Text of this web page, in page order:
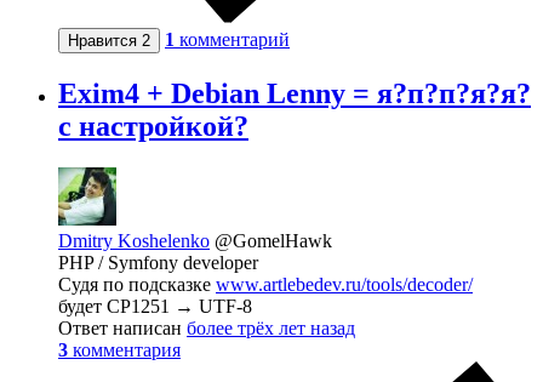
Нравится 2 1 комментарий
Exim4 + Debian Lenny = я?п?п?я?я?
с настройкой?
Dmitry Koshelenko @GomelHawk
PHP / Symfony developer
Судя по подсказке www.artlebedev.ru/tools/decoder/
будет CP1251 → UTF-8
Ответ написан более трёх лет назад
3 комментария